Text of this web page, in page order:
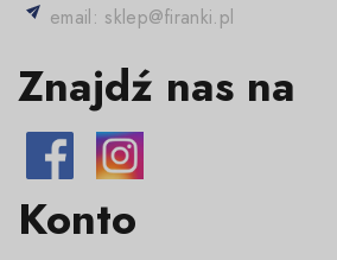
email: sklep@firanki.pl
Znajdź nas na
Konto